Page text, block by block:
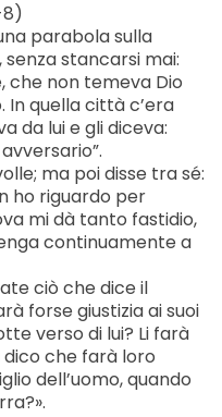
8)
parabola sulla
stancarsi mai:
che non temeva Dio
In quella città c’era
da lui e gli diceva:
ma poi disse tra sé:
ho riguardo per
mi dà tanto fastidio,
continuamente a
ciò che dice il
forse giustizia ai suoi
verso di lui? Li farà
che farà loro
dell’uomo, quando